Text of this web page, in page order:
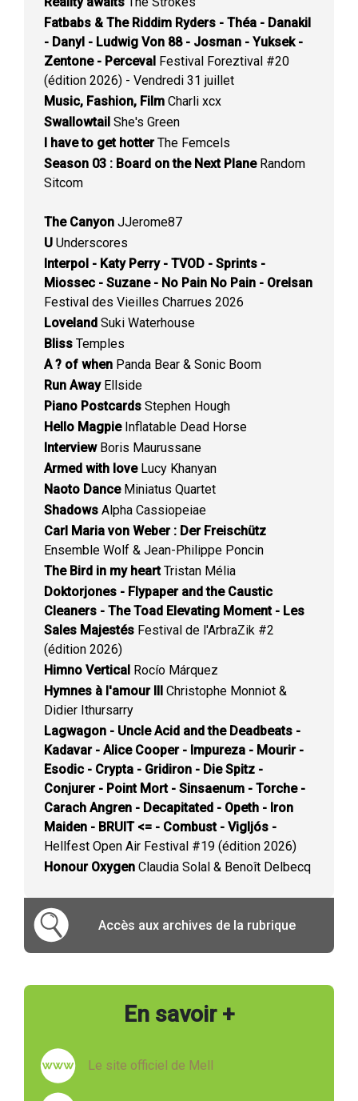
Fatbabs & The Riddim Ryders - Théa - Danakil
- Danyl - Ludwig Von 88 - Josman - Yuksek -
Zentone - Perceval Festival Foreztival #20
(édition 2026) - Vendredi 31 juillet
Music, Fashion, Film Charli xcx
Swallowtail She's Green
I have to get hotterThe Femcels
Season 03 : Board on the Next PlaneRandom
Sitcom
The Canyon JJerome87
U Underscores
Interpol - Katy Perry - TVOD - Sprints -
Miossec - Suzane - No Pain No Pain - Orelsan
Festival des Vieilles Charrues 2026
Loveland Suki Waterhouse
Bliss Temples
A ? of when Panda Bear & Sonic Boom
Run AwayEllside
Piano Postcards Stephen Hough
Hello MagpieInflatable Dead Horse
InterviewBoris Maurussane
Armed with loveLucy Khanyan
Naoto DanceMiniatus Quartet
Shadows Alpha Cassiopeiae
Carl Maria von Weber : Der Freischütz
Ensemble Wolf & Jean-Philippe Poncin
The Bird in my heartTristan Mélia
Doktorjones - Flypaper and the Caustic
Cleaners - The Toad Elevating Moment - Les
Sales Majestés Festival de l'ArbraZik #2
(édition 2026)
Himno Vertical Rocío Márquez
Hymnes à l'amour III Christophe Monniot &
Didier Ithursarry
Lagwagon - Uncle Acid and the Deadbeats -
Kadavar - Alice Cooper - Impureza - Mourir -
Esodic - Crypta - Gridiron - Die Spitz -
Conjurer - Point Mort - Sinsaenum - Torche -
Carach Angren - Decapitated - Opeth - Iron
Maiden - BRUIT <= - Combust - Vigljós -
Hellfest Open Air Festival #19 (édition 2026)
Honour Oxygen Claudia Solal & Benoît Delbecq
Accès aux archives de la rubrique
En savoir +
Le site officiel de Mell